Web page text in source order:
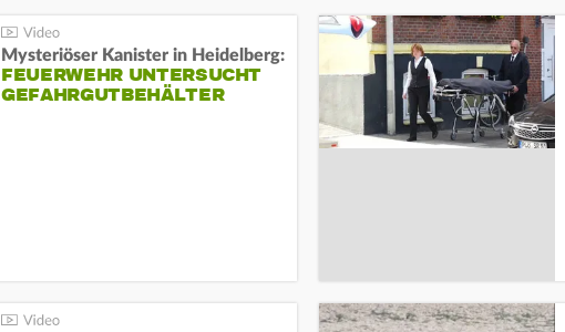
Mysteriöser Kanister in Heidelberg:
FEUERWEHR UNTERSUCHT
GEFAHRGUTBEHÄLTER